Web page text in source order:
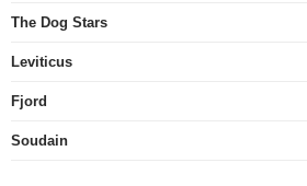
The Dog Stars
Leviticus
Fjord
Soudain